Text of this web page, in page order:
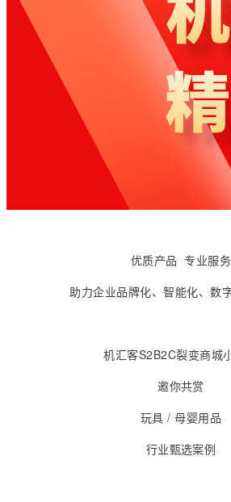
优质产品 专业服务
助力企业品牌化、智能化、数
机汇客S2B2C裂变商城
邀你共赏
玩具 / 母婴用品
行业甄选案例